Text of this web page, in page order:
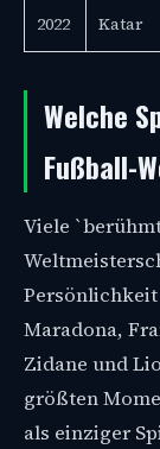
2022 Katar
Welche
Fußball-
Viele
Persönlichkeit
Maradona,
Zidane und
größten
als einziger